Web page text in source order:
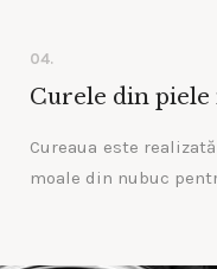
04.
Curele din piele
Cureaua este
moale din nubuc